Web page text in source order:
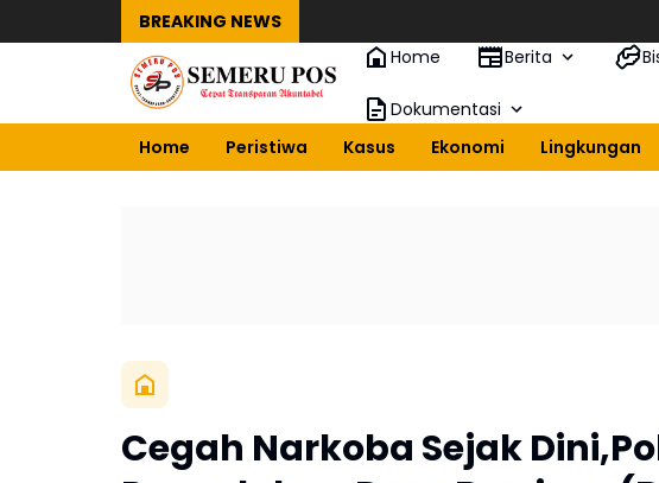
BREAKING NEWS
Home
Berita
Dokumentasi
Home
Peristiwa Kasus Ekonomi Lingkungan
Cegah Narkoba Sejak